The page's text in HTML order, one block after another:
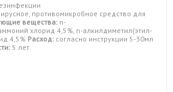
противомикробное средство для
вещества: n-
хлорид 4,5%, n-алкилдиметил(этил-
4,5% Расход: согласно инструкции 5-30мл
5 лет.